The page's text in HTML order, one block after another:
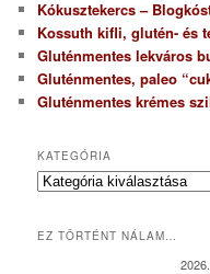
Kókusztekercs –
Kossuth kifli, glutén- és
Gluténmentes lekváros
Gluténmentes, paleo
Gluténmentes krémes
KATEGÓRIA
K
e
EZ TÖRTÉNT NÁLAM…